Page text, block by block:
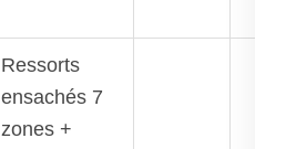
Ressorts
ensachés 7
zones +